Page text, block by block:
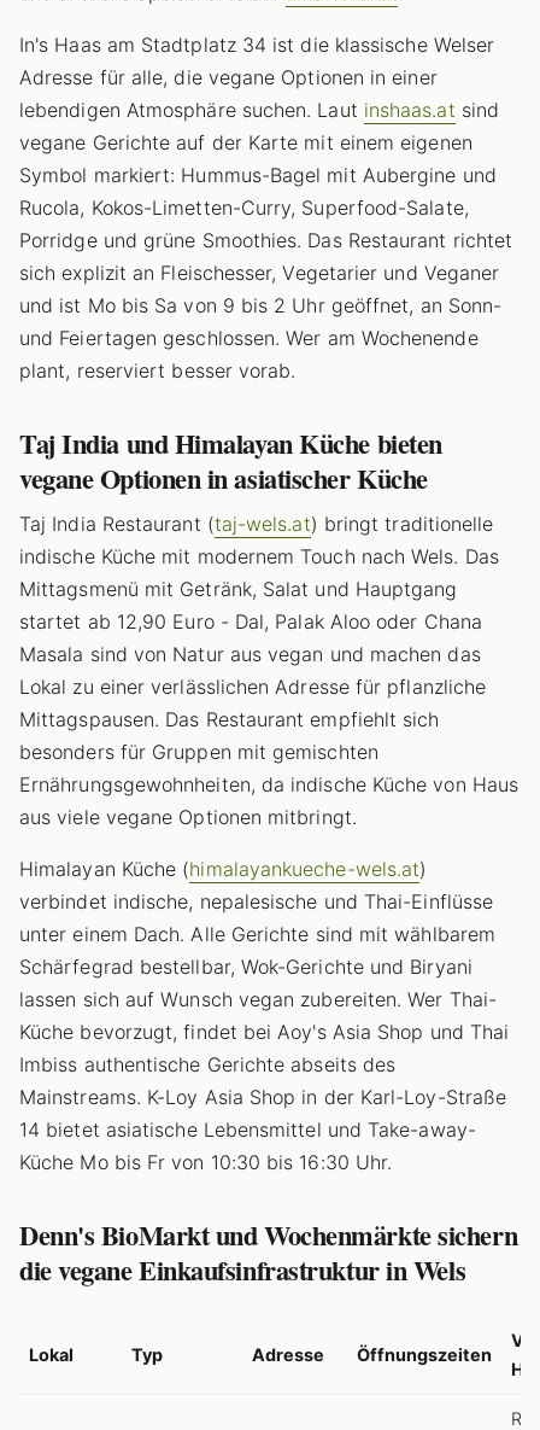
In's Haas am Stadtplatz 34 ist die klassische Welser
Adresse für alle, die vegane Optionen in einer
lebendigen Atmosphäre suchen. Laut inshaas.at sind
vegane Gerichte auf der Karte mit einem eigenen
Symbol markiert: Hummus-Bagel mit Aubergine und
Rucola, Kokos-Limetten-Curry, Superfood-Salate,
Porridge und grüne Smoothies. Das Restaurant richtet
sich explizit an Fleischesser, Vegetarier und Veganer
und ist Mo bis Sa von 9 bis 2 Uhr geöffnet, an Sonn-
und Feiertagen geschlossen. Wer am Wochenende
plant, reserviert besser vorab.
Taj India und Himalayan Küche bieten
vegane Optionen in asiatischer Küche
Taj India Restaurant (taj-wels.at) bringt traditionelle
indische Küche mit modernem Touch nach Wels. Das
Mittagsmenü mit Getränk, Salat und Hauptgang
startet ab 12,90 Euro - Dal, Palak Aloo oder Chana
Masala sind von Natur aus vegan und machen das
Lokal zu einer verlässlichen Adresse für pflanzliche
Mittagspausen. Das Restaurant empfiehlt sich
besonders für Gruppen mit gemischten
Ernährungsgewohnheiten, da indische Küche von Haus
aus viele vegane Optionen mitbringt.
Himalayan Küche (himalayankueche-wels.at)
verbindet indische, nepalesische und Thai-Einflüsse
unter einem Dach. Alle Gerichte sind mit wählbarem
Schärfegrad bestellbar, Wok-Gerichte und Biryani
lassen sich auf Wunsch vegan zubereiten. Wer Thai-
Küche bevorzugt, findet bei Aoy's Asia Shop und Thai
Imbiss authentische Gerichte abseits des
Mainstreams. K-Loy Asia Shop in der Karl-Loy-Straße
14 bietet asiatische Lebensmittel und Take-away-
Küche Mo bis Fr von 10:30 bis 16:30 Uhr.
Denn's BioMarkt und Wochenmärkte sichern
die vegane Einkaufsinfrastruktur in Wels
Lokal Typ Adresse Öffnungszeiten